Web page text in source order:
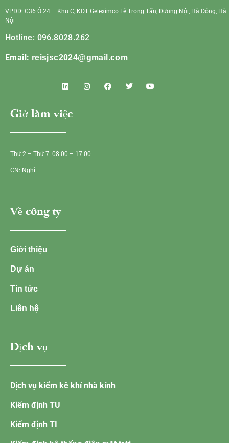
VPĐD: C36 Ô 24 – Khu C, KĐT Geleximco Lê Trọng Tấn, Dương Nội, Hà Đông, Hà
Nội
Hotline: 096.8028.262
Email: reisjsc2024@gmail.com
Giờ làm việc
Thứ 2 – Thứ 7: 08.00 – 17.00
CN: Nghỉ
Về công ty
Giới thiệu
Dự án
Tin tức
Liên hệ
Dịch vụ
Dịch vụ kiểm kê khí nhà kính
Kiểm định TU
Kiểm định TI